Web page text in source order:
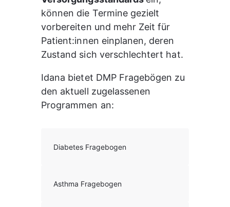
können die Termine gezielt
vorbereiten und mehr Zeit für
Patient:innen einplanen, deren
Zustand sich verschlechtert hat.
Idana bietet DMP Fragebögen zu
den aktuell zugelassenen
Programmen an:
Diabetes Fragebogen
Asthma Fragebogen